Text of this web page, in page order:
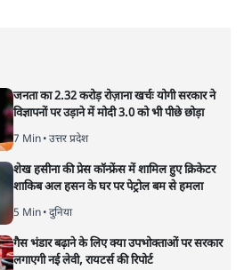
जनता का 2.32 करोड़ रोज़ाना खर्चः योगी सरकार ने
विज्ञापनों पर उड़ाने में मोदी 3.0 को भी पीछे छोड़ा
7 Min• उत्तर प्रदेश
शेख हसीना की प्रेस कॉन्फ्रेंस में शामिल हुए क्रिकेटर
शाकिब अल हसन के घर पर पेट्रोल बम से हमला
5 Min• दुनिया
गैस भंडार बढ़ाने के लिए क्या उपभोक्ताओं पर सरकार
लगाएगी नई लेवी, रायटर्स की रिपोर्ट